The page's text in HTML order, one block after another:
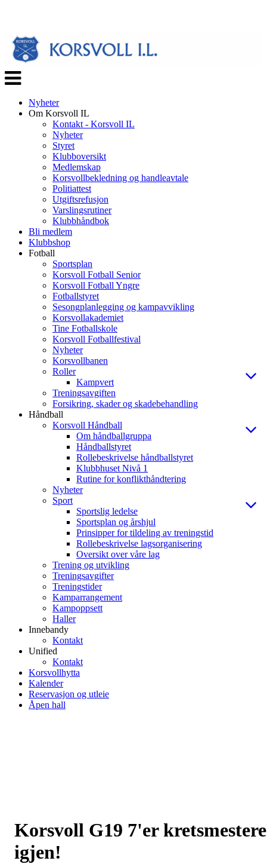
Veksle
navigasjon
Nyheter
Om Korsvoll IL
Kontakt - Korsvoll IL
Nyheter
Styret
Klubboversikt
Medlemskap
Korsvollbekledning og handleavtale
Politiattest
Utgiftsrefusjon
Varslingsrutiner
Klubbhåndbok
Bli medlem
Klubbshop
Fotball
Sportsplan
Korsvoll Fotball Senior
Korsvoll Fotball Yngre
Fotballstyret
Sesongplanlegging og kampavvikling
Korsvollakademiet
Tine Fotballskole
Korsvoll Fotballfestival
Nyheter
Korsvollbanen
Roller
Kampvert
Treningsavgiften
Forsikring, skader og skadebehandling
Håndball
Korsvoll Håndball
Om håndballgruppa
Håndballstyret
Rollebeskrivelse håndballstyret
Klubbhuset Nivå 1
Rutine for konflikthåndtering
Nyheter
Sport
Sportslig ledelse
Sportsplan og årshjul
Prinsipper for tildeling av treningstid
Rollebeskrivelse lagsorganisering
Oversikt over våre lag
Trening og utvikling
Treningsavgifter
Treningstider
Kamparrangement
Kampoppsett
Haller
Innebandy
Kontakt
Unified
Kontakt
Korsvollhytta
Kalender
Reservasjon og utleie
Åpen hall
Korsvoll G19 7'er kretsmestere
igjen!